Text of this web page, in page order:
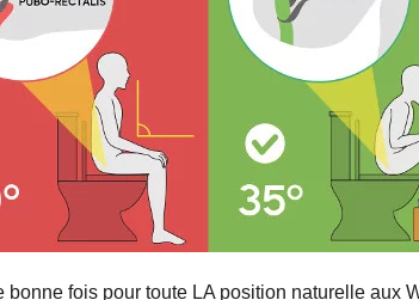
fois pour toute LA position naturelle aux